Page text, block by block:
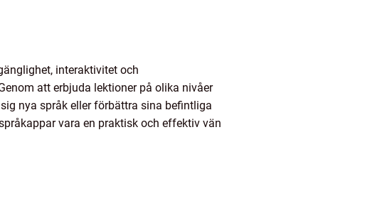
interaktivitet och
att erbjuda lektioner på olika nivåer
nya språk eller förbättra sina befintliga
vara en praktisk och effektiv vän